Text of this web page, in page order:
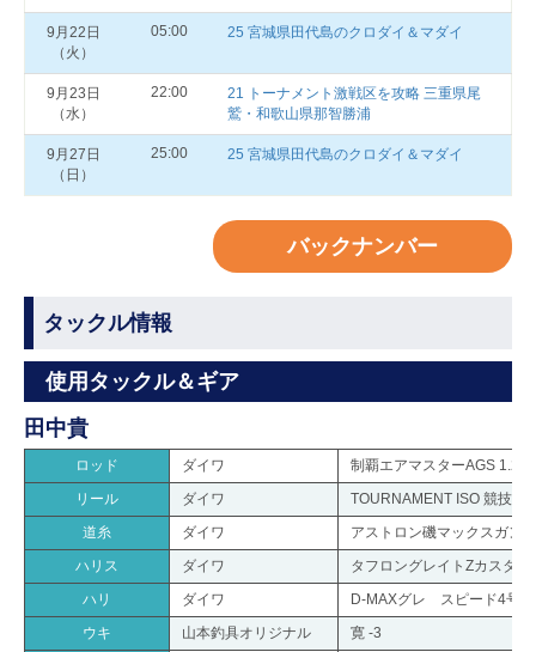
9月22日
（火）
05:00 25 宮城県田代島のクロダイ＆マダイ
9月23日
（水）
22:00
21 トーナメント激戦区を攻略 三重県尾
鷲・和歌山県那智勝浦
9月27日
（日）
25:00 25 宮城県田代島のクロダイ＆マダイ
バックナンバー
タックル情報
使用タックル＆ギア
田中貴
ロッド ダイワ
制覇エアマスターAGS 1.25-
リール
ダイワ
TOURNAMENT ISO 競技
道糸
ダイワ
アストロン磯マックスガン
ハリス
ダイワ
タフロングレイトZカスタ
ハリ
ダイワ
D-MAXグレ スピード4号
ウキ
山本釣具オリジナル
寛 -3